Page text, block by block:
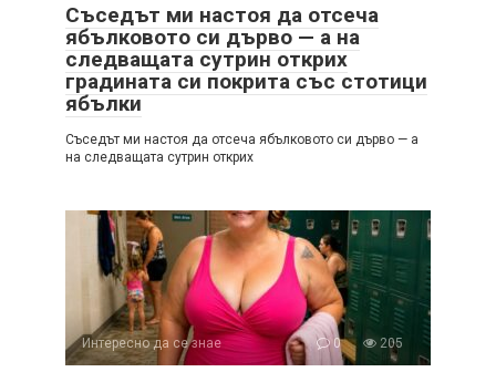
Съседът ми настоя да отсеча
ябълковото си дърво — а на
следващата сутрин открих
градината си покрита със стотици
ябълки
Съседът ми настоя да отсеча ябълковото си дърво — а
на следващата сутрин открих
Интересно да се знае 0 205